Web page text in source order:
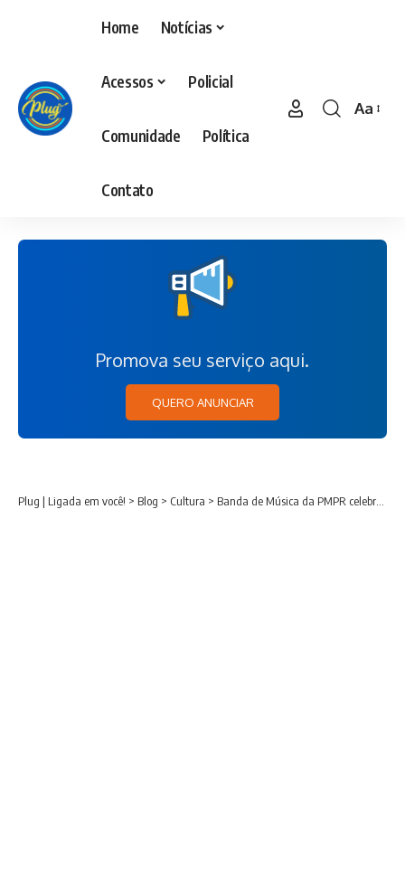
Home Notícias
Acessos Policial
Comunidade Política
Contato
Aa
Promova seu serviço aqui.
QUERO ANUNCIAR
Plug | Ligada em você! > Blog > Cultura > Banda de Música da PMPR celebra 169 anos preservando tradição e ampliando atuação junto à sociedade